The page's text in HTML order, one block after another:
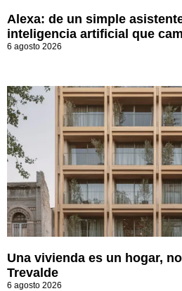
Alexa: de un simple
inteligencia artificial que
6 agosto 2026
Una vivienda es un hogar,
Trevalde
6 agosto 2026